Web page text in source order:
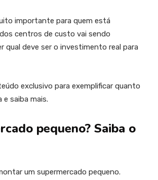
importante para quem está
centros de custo vai sendo
qual deve ser o investimento real para
exclusivo para exemplificar quanto
saiba mais.
pequeno? Saiba o
um supermercado pequeno.